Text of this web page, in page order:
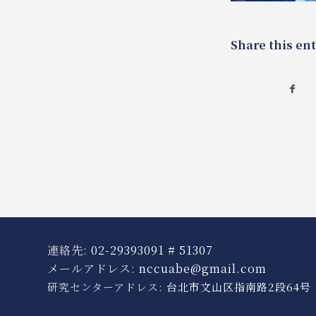
Share this
連絡先: 02-29393091 # 51307
メールアドレス: nccuabe@gmail.com
研究センターアドレス: 台北市文山区指南路2段64号